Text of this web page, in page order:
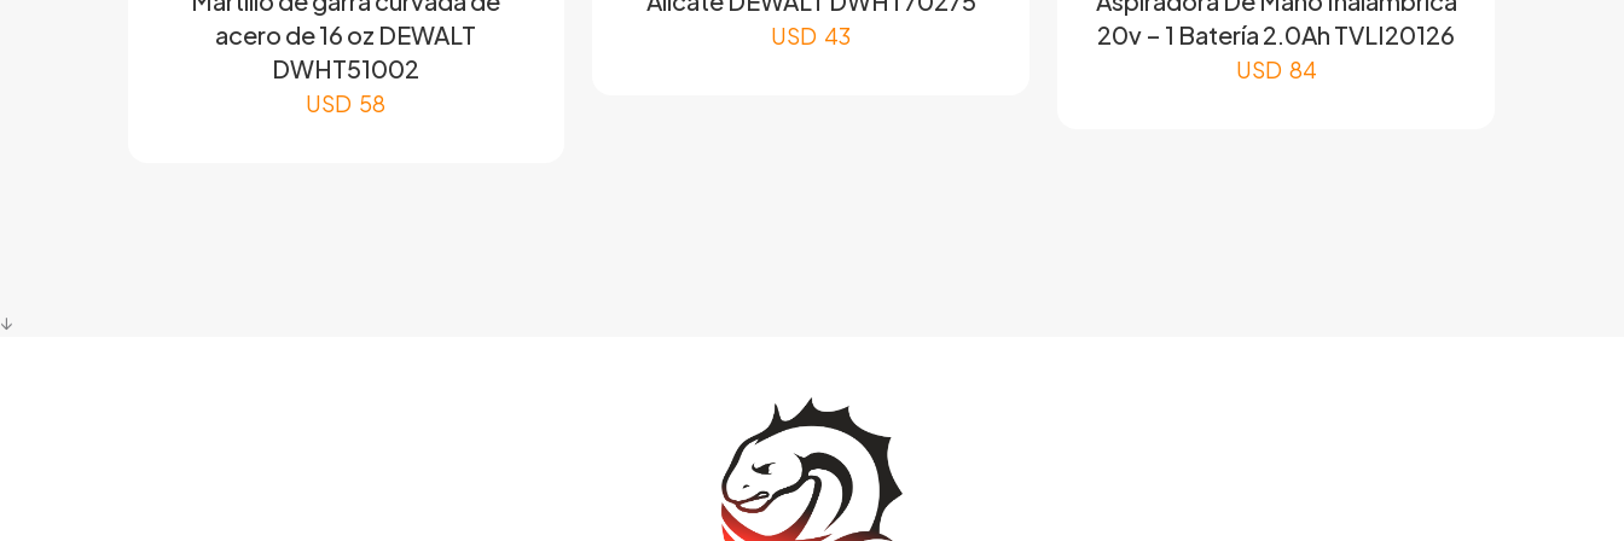
acero de 16 oz DEWALT
DWHT51002
USD 58
USD 43
20v – 1 Batería 2.0Ah TVLI20126
USD 84
↓